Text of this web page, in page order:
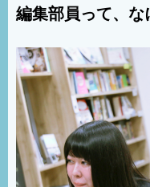
編集部員って、な